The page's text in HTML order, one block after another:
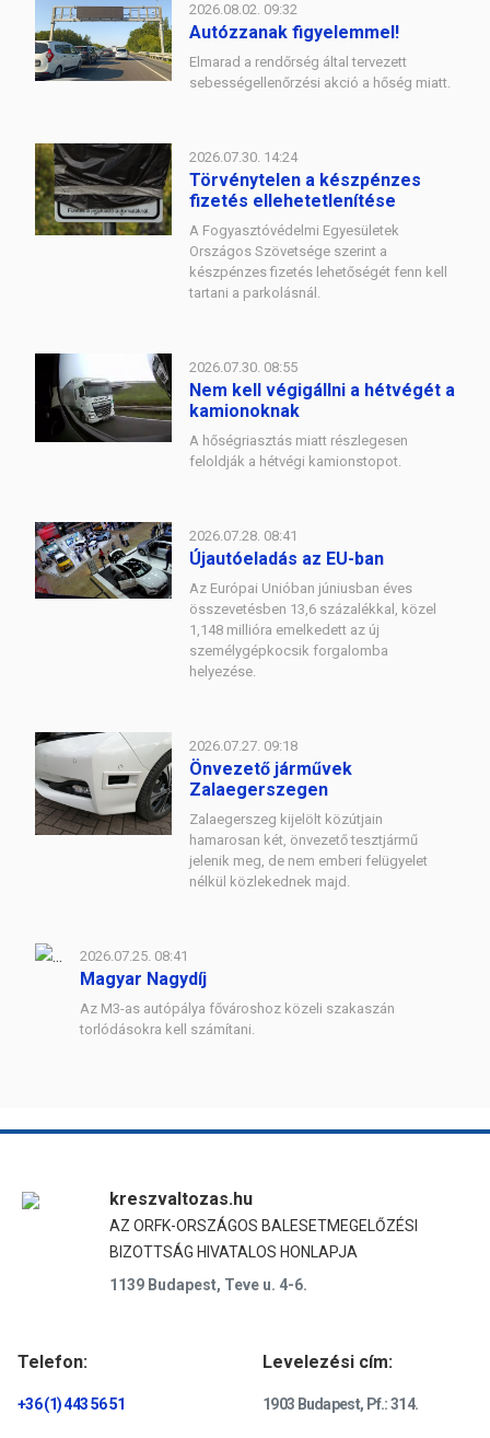
2026.08.02. 09:32
Autózzanak figyelemmel!
Elmarad a rendőrség által tervezett
sebességellenőrzési akció a hőség miatt.
2026.07.30. 14:24
Törvénytelen a készpénzes
fizetés ellehetetlenítése
A Fogyasztóvédelmi Egyesületek
Országos Szövetsége szerint a
készpénzes fizetés lehetőségét fenn kell
tartani a parkolásnál.
2026.07.30. 08:55
Nem kell végigállni a hétvégét a
kamionoknak
A hőségriasztás miatt részlegesen
feloldják a hétvégi kamionstopot.
2026.07.28. 08:41
Újautóeladás az EU-ban
Az Európai Unióban júniusban éves
összevetésben 13,6 százalékkal, közel
1,148 millióra emelkedett az új
személygépkocsik forgalomba
helyezése.
2026.07.27. 09:18
Önvezető járművek
Zalaegerszegen
Zalaegerszeg kijelölt közútjain
hamarosan két, önvezető tesztjármű
jelenik meg, de nem emberi felügyelet
nélkül közlekednek majd.
2026.07.25. 08:41
Magyar Nagydíj
Az M3-as autópálya fővároshoz közeli szakaszán
torlódásokra kell számítani.
kreszvaltozas.hu
AZ ORFK-ORSZÁGOS BALESETMEGELŐZÉSI
BIZOTTSÁG HIVATALOS HONLAPJA
1139 Budapest, Teve u. 4-6.
Telefon:
+36 (1) 443 56 51
Levelezési cím:
1903 Budapest, Pf.: 314.